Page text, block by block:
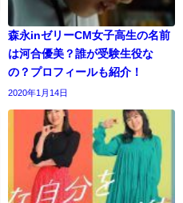
森永inゼリーCM女子高生の名前
は河合優美？誰が受験生役な
の？プロフィールも紹介！
2020年1月14日